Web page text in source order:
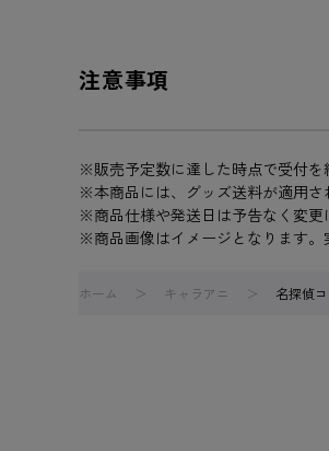
注意事項
※販売予定数に達した時点で受付を
※本商品には、グッズ送料が適用さ
※商品仕様や発送日は予告なく変更
※商品画像はイメージとなります。
ホーム キャラアニ 名探偵